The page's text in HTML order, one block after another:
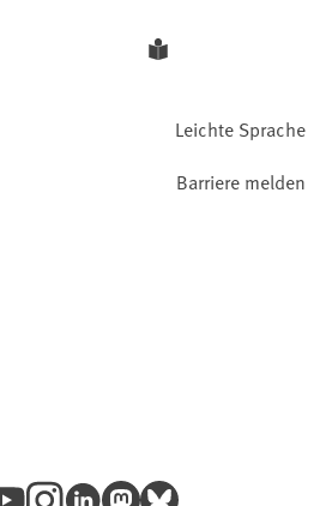
Leichte Sprache
Barriere melden